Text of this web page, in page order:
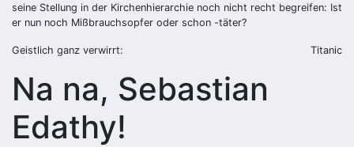
seine Stellung in der Kirchenhierarchie noch nicht recht begreifen: Ist
er nun noch Mißbrauchsopfer oder schon -täter?
Geistlich ganz verwirrt: Titanic
Na na, Sebastian
Edathy!